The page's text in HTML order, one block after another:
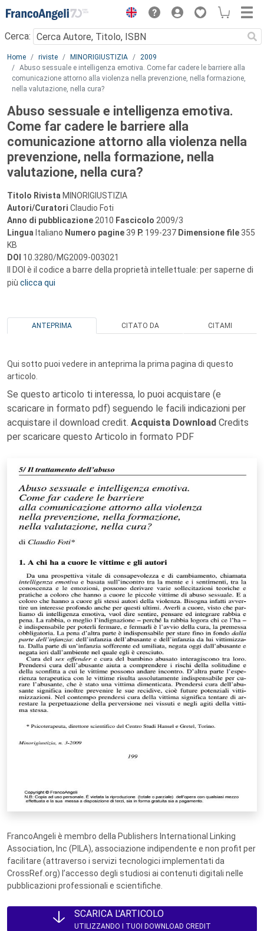
Menu
Cerca:
Main content
Home riviste MINORIGIUSTIZIA
2009
Abuso sessuale e intelligenza emotiva. Come far cadere le barriere alla
comunicazione attorno alla violenza nella prevenzione, nella formazione,
nella valutazione, nella cura?
Abuso sessuale e intelligenza emotiva.
Come far cadere le barriere alla
comunicazione attorno alla violenza nella
prevenzione, nella formazione, nella
valutazione, nella cura?
Titolo Rivista MINORIGIUSTIZIA
Autori/Curatori Claudio Foti
Anno di pubblicazione 2010 Fascicolo 2009/3
Lingua Italiano Numero pagine 39 P. 199-237 Dimensione file 355
KB
DOI 10.3280/MG2009-003021
Il DOI è il codice a barre della proprietà intellettuale: per saperne di
più clicca qui
ANTEPRIMA CITATO DA CITAMI
Qui sotto puoi vedere in anteprima la prima pagina di questo
articolo.
Se questo articolo ti interessa, lo puoi acquistare (e
scaricare in formato pdf) seguendo le facili indicazioni per
acquistare il download credit. Acquista Download Credits
per scaricare questo Articolo in formato PDF
FrancoAngeli è membro della Publishers International Linking
Association, Inc (PILA), associazione indipendente e non profit per
facilitare (attraverso i servizi tecnologici implementati da
CrossRef.org) l’accesso degli studiosi ai contenuti digitali nelle
pubblicazioni professionali e scientifiche.
SCARICA L'ARTICOLO
UTILIZZANDO I TUOI DOWNLOAD CREDIT